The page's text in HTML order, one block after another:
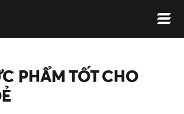
PHẨM TỐT CHO